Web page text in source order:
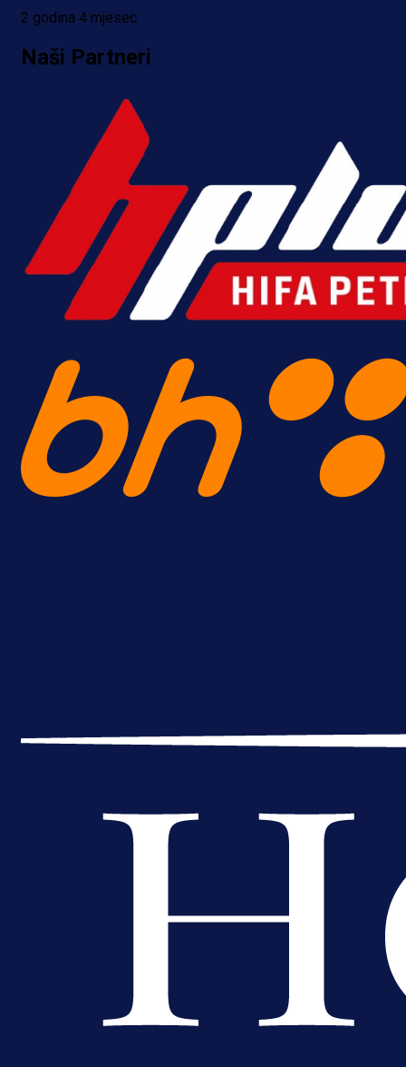
A Selekcija
2 godina 4 mjesec
Naši Partneri